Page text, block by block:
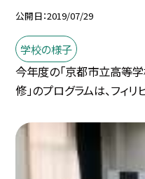
公開日 2019/07/29
学校の様子
今年度の「京都市立高等
修」のプログラムは、フィリ